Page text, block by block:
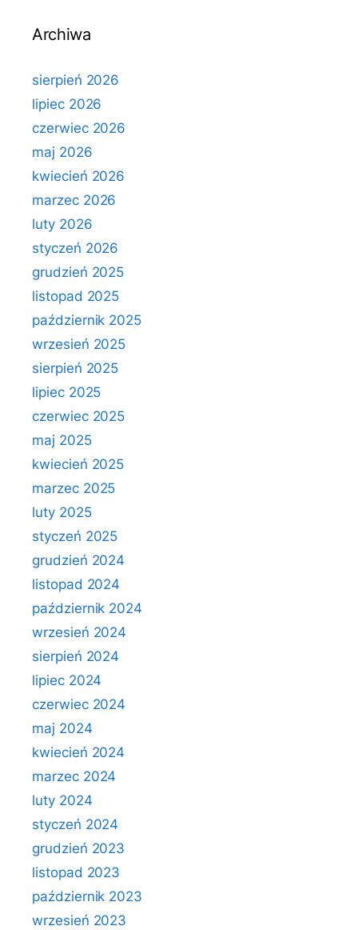
Archiwa
sierpień 2026
lipiec 2026
czerwiec 2026
maj 2026
kwiecień 2026
marzec 2026
luty 2026
styczeń 2026
grudzień 2025
listopad 2025
październik 2025
wrzesień 2025
sierpień 2025
lipiec 2025
czerwiec 2025
maj 2025
kwiecień 2025
marzec 2025
luty 2025
styczeń 2025
grudzień 2024
listopad 2024
październik 2024
wrzesień 2024
sierpień 2024
lipiec 2024
czerwiec 2024
maj 2024
kwiecień 2024
marzec 2024
luty 2024
styczeń 2024
grudzień 2023
listopad 2023
październik 2023
wrzesień 2023